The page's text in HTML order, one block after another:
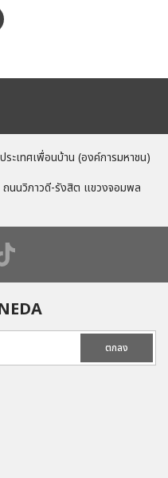
ะเทศเพื่อนบ้าน (องค์การมหาชน)
ถนนวิภาวดี-รังสิต แขวงจอมพล
ตกลง